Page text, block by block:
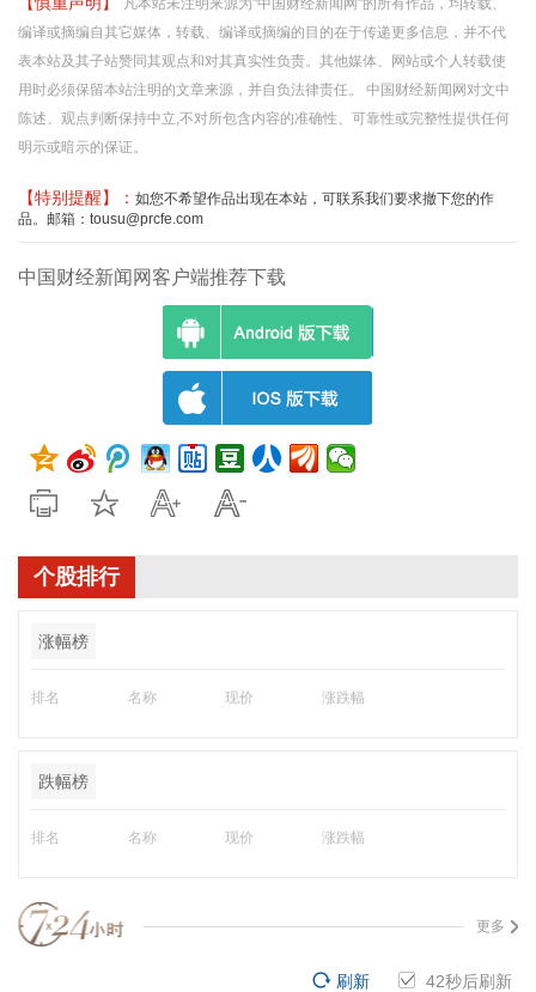
凡本站未注明来源为"中国财经新闻网"的所有作品，均转载、
编译或摘编自其它媒体，转载、编译或摘编的目的在于传递更多信息，并不代
表本站及其子站赞同其观点和对其真实性负责。其他媒体、网站或个人转载使
用时必须保留本站注明的文章来源，并自负法律责任。 中国财经新闻网对文中
陈述、观点判断保持中立,不对所包含内容的准确性、可靠性或完整性提供任何
明示或暗示的保证。
【特别提醒】： 如您不希望作品出现在本站，可联系我们要求撤下您的作
品。邮箱：tousu@prcfe.com
中国财经新闻网客户端推荐下载
个股排行
涨幅榜
排名 名称 现价 涨跌幅
跌幅榜
排名 名称 现价 涨跌幅
更多
41秒后刷新
刷新